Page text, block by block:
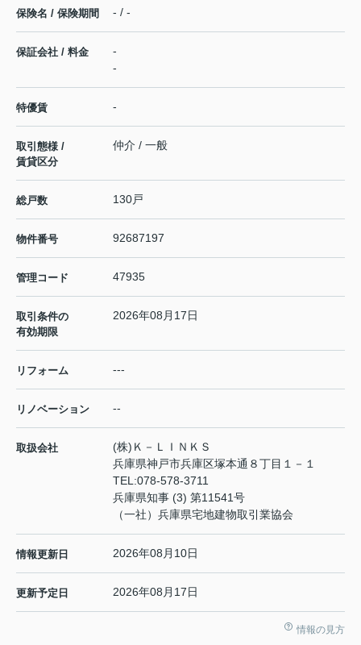
保険名 / 保険期間 - / -
保証会社 / 料金
-
-
特優賃 -
取引態様 /
賃貸区分
仲介 / 一般
総戸数 130戸
物件番号 92687197
管理コード 47935
取引条件の
有効期限
2026年08月17日
リフォーム ---
リノベーション --
取扱会社
(株)Ｋ－ＬＩＮＫＳ
兵庫県神戸市兵庫区塚本通８丁目１－１
TEL:078-578-3711
兵庫県知事 (3) 第11541号
（一社）兵庫県宅地建物取引業協会
情報更新日 2026年08月10日
更新予定日 2026年08月17日
情報の見方